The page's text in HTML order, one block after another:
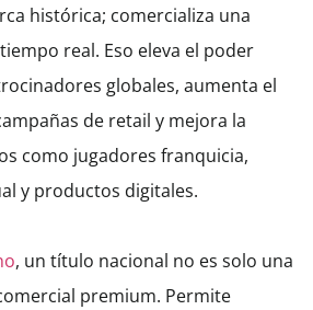
histórica; comercializa una
real. Eso eleva el poder
globales, aumenta el
de retail y mejora la
como jugadores franquicia,
y productos digitales.
, un título nacional no es solo una
premium. Permite